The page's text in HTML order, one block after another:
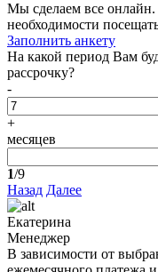
Мы сделаем все
необходимости
Заполнить анкету
На какой период Вам
рассрочку?
-
+
месяцев
1/9
Назад Далее
Екатерина
Менеджер
В зависимости от